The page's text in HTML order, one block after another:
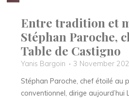
Entre tradition et
Stéphan Paroche,
Table de Castigno
Yanis Bargoin
3 November
Stéphan Paroche, chef étoilé au
conventionnel, dirige aujourd’hui